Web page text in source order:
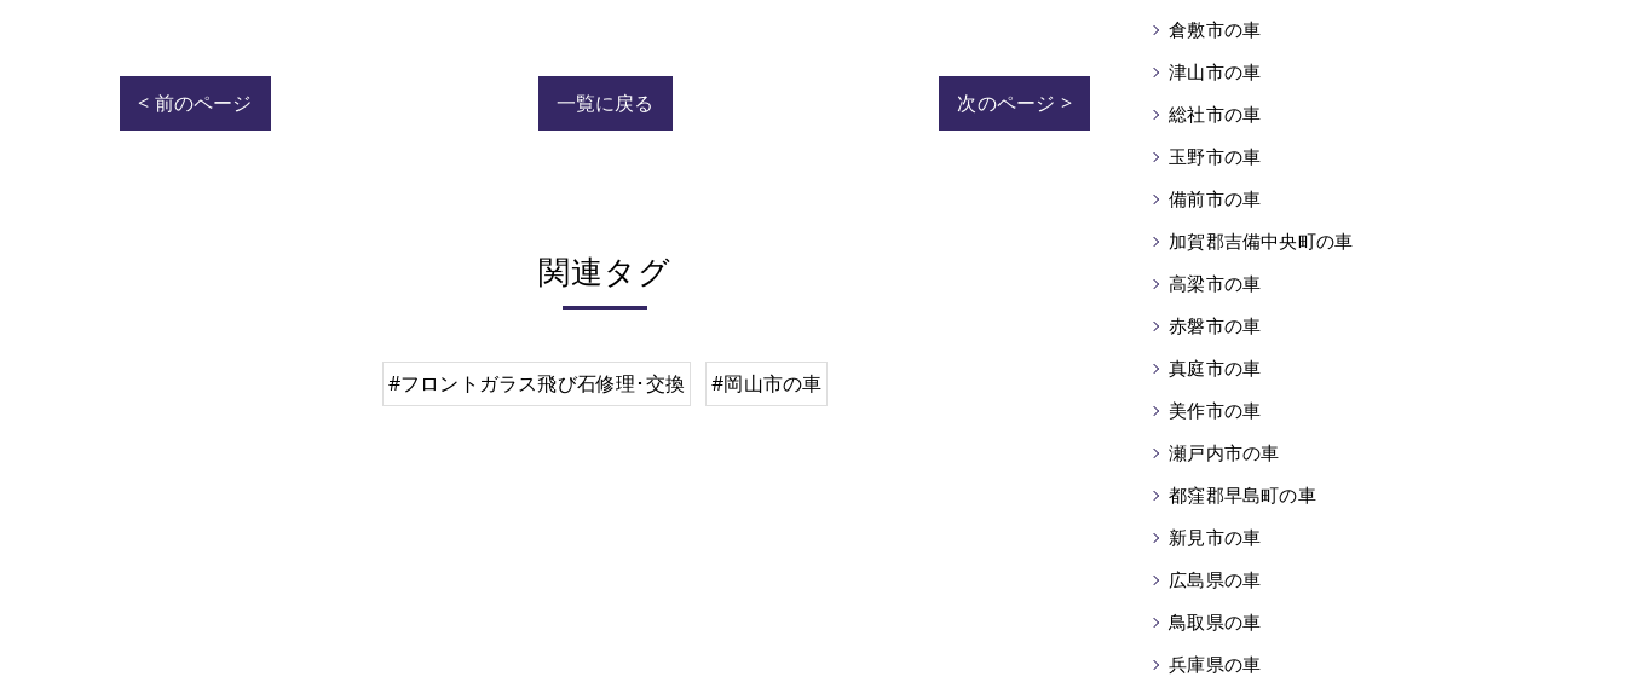
< 前のページ 一覧に戻る 次のページ >
関連タグ
#フロントガラス飛び石修理･交換 #岡山市の車
倉敷市の車
津山市の車
総社市の車
玉野市の車
備前市の車
加賀郡吉備中央町の車
高梁市の車
赤磐市の車
真庭市の車
美作市の車
瀬戸内市の車
都窪郡早島町の車
新見市の車
広島県の車
鳥取県の車
兵庫県の車